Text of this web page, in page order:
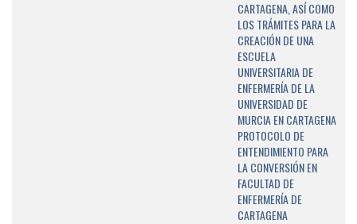
CARTAGENA, ASÍ COMO
LOS TRÁMITES PARA LA
CREACIÓN DE UNA
ESCUELA
UNIVERSITARIA DE
ENFERMERÍA DE LA
UNIVERSIDAD DE
MURCIA EN CARTAGENA
PROTOCOLO DE
ENTENDIMIENTO PARA
LA CONVERSIÓN EN
FACULTAD DE
ENFERMERÍA DE
CARTAGENA